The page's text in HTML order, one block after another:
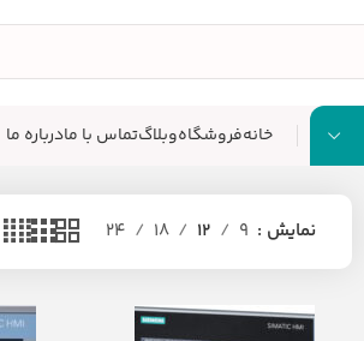
خانهفروشگاهوبلاگتماس با مادرباره ما
نمایش 9
12
18
24